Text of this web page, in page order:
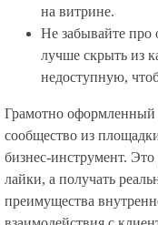
на витрине.
Не забывайте про
лучше скрыть из
недоступную,
Грамотно оформленный
сообщество из
бизнес-инструмент.
лайки, а получать
преимущества